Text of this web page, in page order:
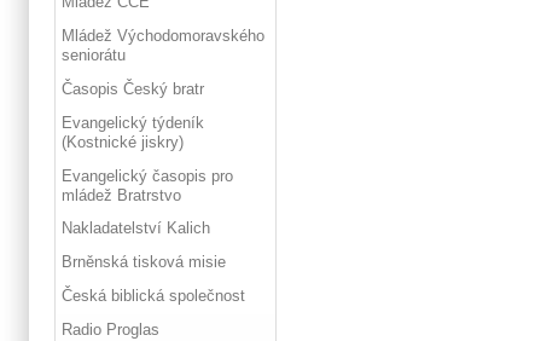
Mládež Východomoravského
seniorátu
Časopis Český bratr
Evangelický týdeník
(Kostnické jiskry)
Evangelický časopis pro
mládež Bratrstvo
Nakladatelství Kalich
Brněnská tisková misie
Česká biblická společnost
Radio Proglas